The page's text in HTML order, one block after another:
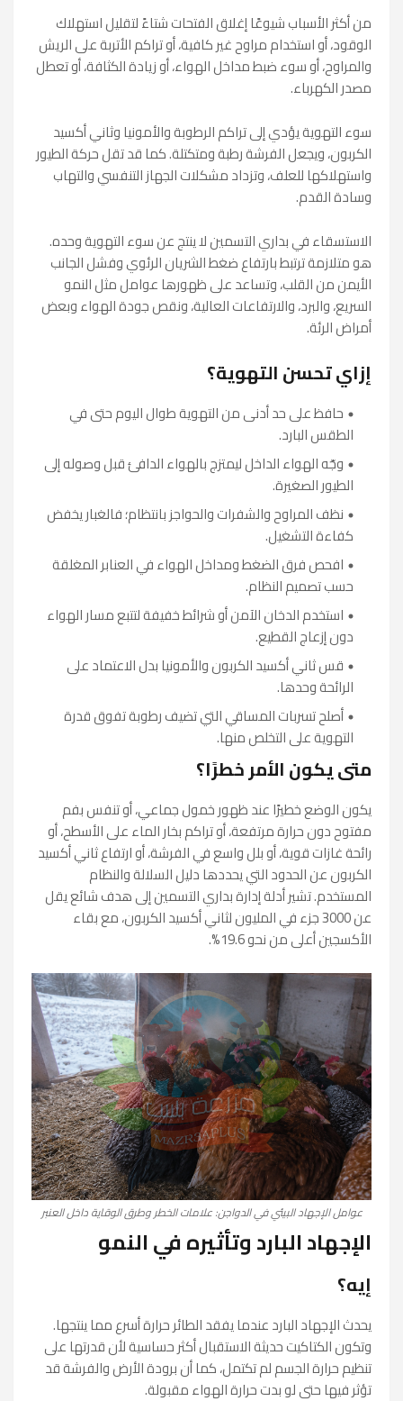
من أكثر الأسباب شيوعًا إغلاق الفتحات شتاءً لتقليل استهلاك
الوقود، أو استخدام مراوح غير كافية، أو تراكم الأتربة على الريش
والمراوح، أو سوء ضبط مداخل الهواء، أو زيادة الكثافة، أو تعطل
مصدر الكهرباء.
سوء التهوية يؤدي إلى تراكم الرطوبة والأمونيا وثاني أكسيد
الكربون، ويجعل الفرشة رطبة ومتكتلة. كما قد تقل حركة الطيور
واستهلاكها للعلف، وتزداد مشكلات الجهاز التنفسي والتهاب
وسادة القدم.
الاستسقاء في بداري التسمين لا ينتج عن سوء التهوية وحده.
هو متلازمة ترتبط بارتفاع ضغط الشريان الرئوي وفشل الجانب
الأيمن من القلب، وتساعد على ظهورها عوامل مثل النمو
السريع، والبرد، والارتفاعات العالية، ونقص جودة الهواء وبعض
أمراض الرئة.
إزاي تحسن التهوية؟
حافظ على حد أدنى من التهوية طوال اليوم حتى في
الطقس البارد.
وجّه الهواء الداخل ليمتزج بالهواء الدافئ قبل وصوله إلى
الطيور الصغيرة.
نظف المراوح والشفرات والحواجز بانتظام؛ فالغبار يخفض
كفاءة التشغيل.
افحص فرق الضغط ومداخل الهواء في العنابر المغلقة
حسب تصميم النظام.
استخدم الدخان الآمن أو شرائط خفيفة لتتبع مسار الهواء
دون إزعاج القطيع.
قس ثاني أكسيد الكربون والأمونيا بدل الاعتماد على
الرائحة وحدها.
أصلح تسربات المساقي التي تضيف رطوبة تفوق قدرة
التهوية على التخلص منها.
متى يكون الأمر خطرًا؟
يكون الوضع خطيرًا عند ظهور خمول جماعي، أو تنفس بفم
مفتوح دون حرارة مرتفعة، أو تراكم بخار الماء على الأسطح، أو
رائحة غازات قوية، أو بلل واسع في الفرشة، أو ارتفاع ثاني أكسيد
الكربون عن الحدود التي يحددها دليل السلالة والنظام
المستخدم. تشير أدلة إدارة بداري التسمين إلى هدف شائع يقل
عن 3000 جزء في المليون لثاني أكسيد الكربون، مع بقاء
الأكسجين أعلى من نحو 19.6%.
عوامل الإجهاد البيئي في الدواجن: علامات الخطر وطرق الوقاية داخل العنبر
الإجهاد البارد وتأثيره في النمو
إيه؟
يحدث الإجهاد البارد عندما يفقد الطائر حرارة أسرع مما ينتجها.
وتكون الكتاكيت حديثة الاستقبال أكثر حساسية لأن قدرتها على
تنظيم حرارة الجسم لم تكتمل، كما أن برودة الأرض والفرشة قد
تؤثر فيها حتى لو بدت حرارة الهواء مقبولة.